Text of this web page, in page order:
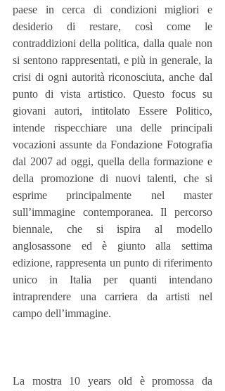
paese in cerca di condizioni migliori e
desiderio di restare, così come le
contraddizioni della politica, dalla quale non
si sentono rappresentati, e più in generale, la
crisi di ogni autorità riconosciuta, anche dal
punto di vista artistico. Questo focus su
giovani autori, intitolato Essere Politico,
intende rispecchiare una delle principali
vocazioni assunte da Fondazione Fotografia
dal 2007 ad oggi, quella della formazione e
della promozione di nuovi talenti, che si
esprime principalmente nel master
sull’immagine contemporanea. Il percorso
biennale, che si ispira al modello
anglosassone ed è giunto alla settima
edizione, rappresenta un punto di riferimento
unico in Italia per quanti intendano
intraprendere una carriera da artisti nel
campo dell’immagine.
La mostra 10 years old è promossa da